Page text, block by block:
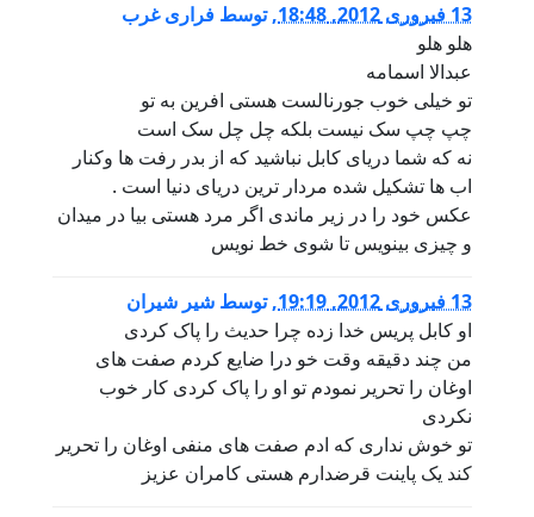
13 فبروری 2012, 18:48 ,توسط فراری غرب
هلو هلو
عبدالا اسمامه
تو خیلی خوب جورنالست هستی افرین به تو
چپ چپ سک نیست بلکه چل چل سک است
نه که شما دریای کابل نباشید که از بدر رفت ها وکنار
اب ها تشکیل شده مردار ترین دریای دنیا است .
عکس خود را در زیر ماندی اگر مرد هستی بیا در میدان
و چیزی بینویس تا شوی خط نویس
13 فبروری 2012, 19:19 ,توسط شیر شیران
او کابل پریس خدا زده چرا حدیث را پاک کردی
من چند دقیقه وقت خو درا ضایع کردم صفت های
اوغان را تحریر نمودم تو او را پاک کردی کار خوب
نکردی
تو خوش نداری که ادم صفت های منفی اوغان را تحریر
کند یک پاینت قرضدارم هستی کامران عزیز